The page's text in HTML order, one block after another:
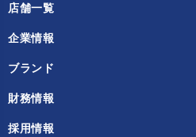
店舗一覧
企業情報
ブランド
財務情報
採用情報